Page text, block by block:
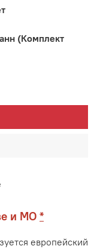
(Комплект
и МО *
европейский